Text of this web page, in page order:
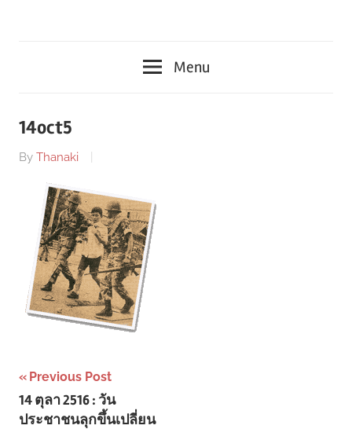
Menu
14oct5
By Thanaki
Post
navigation
Previous Post
14 ตุลา 2516 : วัน
ประชาชนลุกขึ้นเปลี่ยน